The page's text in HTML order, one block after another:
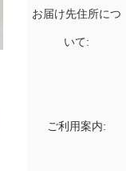
お届け先住所につ
いて:
ご利用案内: